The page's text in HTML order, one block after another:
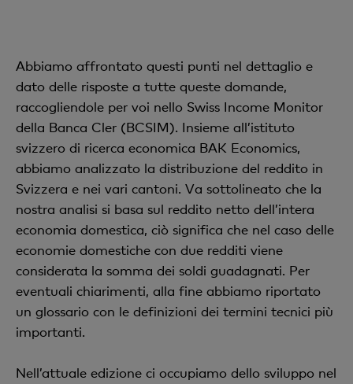
Abbiamo affrontato questi punti nel dettaglio e
dato delle risposte a tutte queste domande,
raccogliendole per voi nello Swiss Income Monitor
della Banca Cler (BCSIM). Insieme all’istituto
svizzero di ricerca economica BAK Economics,
abbiamo analizzato la distribuzione del reddito in
Svizzera e nei vari cantoni. Va sottolineato che la
nostra analisi si basa sul reddito netto dell’intera
economia domestica, ciò significa che nel caso delle
economie domestiche con due redditi viene
considerata la somma dei soldi guadagnati. Per
eventuali chiarimenti, alla fine abbiamo riportato
un glossario con le definizioni dei termini tecnici più
importanti.
Nell’attuale edizione ci occupiamo dello sviluppo nel